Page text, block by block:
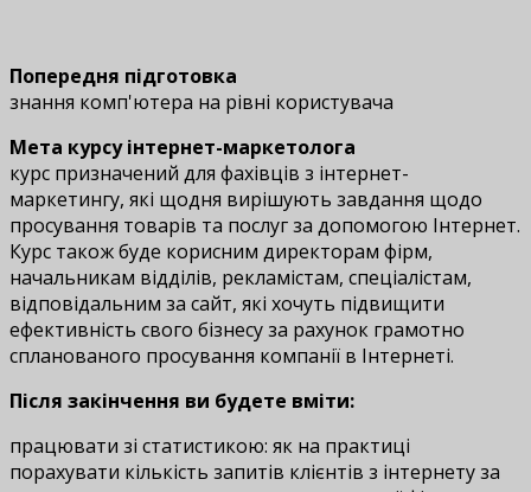
Попередня підготовка
знання комп'ютера на рівні користувача
Мета курсу інтернет-маркетолога
курс призначений для фахівців з інтернет-
маркетингу, які щодня вирішують завдання щодо
просування товарів та послуг за допомогою Інтернет.
Курс також буде корисним директорам фірм,
начальникам відділів, рекламістам, спеціалістам,
відповідальним за сайт, які хочуть підвищити
ефективність свого бізнесу за рахунок грамотно
спланованого просування компанії в Інтернеті.
Після закінчення ви будете вміти:
працювати зі статистикою: як на практиці
порахувати кількість запитів клієнтів з інтернету за